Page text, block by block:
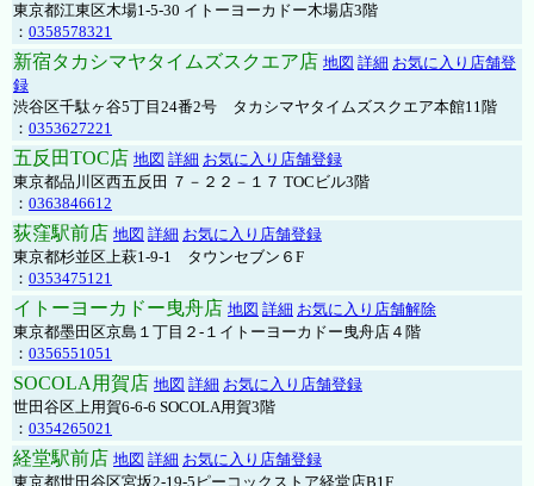
東京都江東区木場1-5-30 イトーヨーカドー木場店3階
： 0358578321
新宿タカシマヤタイムズスクエア店 地図 詳細 お気に入り店舗登
録
渋谷区千駄ヶ谷5丁目24番2号 タカシマヤタイムズスクエア本館11階
： 0353627221
五反田TOC店 地図 詳細 お気に入り店舗登録
東京都品川区西五反田 ７－２２－１７ TOCビル3階
： 0363846612
荻窪駅前店 地図 詳細 お気に入り店舗登録
東京都杉並区上萩1-9-1 タウンセブン６F
： 0353475121
イトーヨーカドー曳舟店 地図 詳細 お気に入り店舗解除
東京都墨田区京島１丁目２-１イトーヨーカドー曳舟店４階
： 0356551051
SOCOLA用賀店 地図 詳細 お気に入り店舗登録
世田谷区上用賀6-6-6 SOCOLA用賀3階
： 0354265021
経堂駅前店 地図 詳細 お気に入り店舗登録
東京都世田谷区宮坂2-19-5ピーコックストア経堂店B1F